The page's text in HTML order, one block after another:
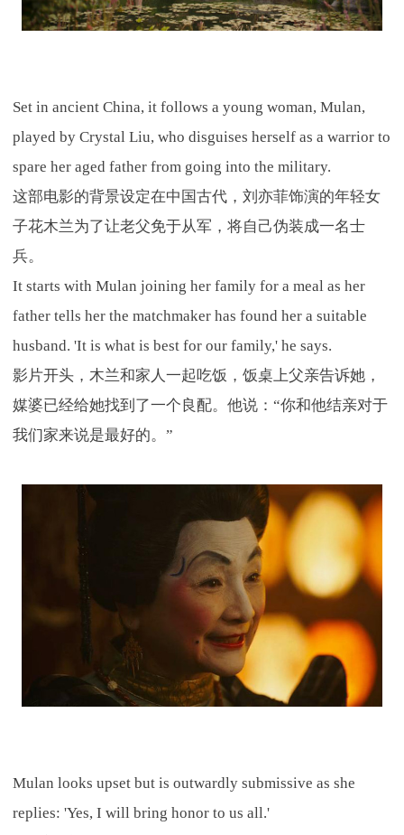
Set in ancient China, it follows a young woman, Mulan,
played by Crystal Liu, who disguises herself as a warrior to
spare her aged father from going into the military.
这部电影的背景设定在中国古代，刘亦菲饰演的年轻女
子花木兰为了让老父免于从军，将自己伪装成一名士
兵。
It starts with Mulan joining her family for a meal as her
father tells her the matchmaker has found her a suitable
husband. 'It is what is best for our family,' he says.
影片开头，木兰和家人一起吃饭，饭桌上父亲告诉她，
媒婆已经给她找到了一个良配。他说：“你和他结亲对于
我们家来说是最好的。”
Mulan looks upset but is outwardly submissive as she
replies: 'Yes, I will bring honor to us all.'